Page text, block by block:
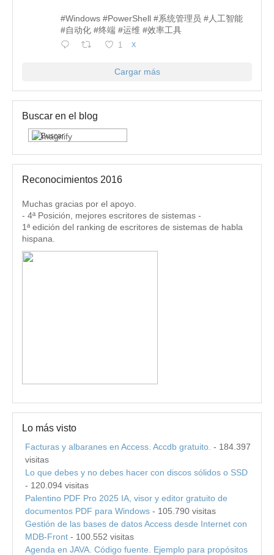
#Windows #PowerShell #系统管理员 #人工智能
#自动化 #终端 #运维 #效率工具
1 X
Cargar más
Buscar en el blog
Reconocimientos 2016
Muchas gracias por el apoyo.
- 4ª Posición, mejores escritores de sistemas -
1ª edición del ranking de escritores de sistemas de habla
hispana.
Lo más visto
Facturas y albaranes en Access. Accdb gratuito. - 184.397
visitas
Lo que debes y no debes hacer con discos sólidos o SSD
- 120.094 visitas
Palentino PDF Pro 2025 IA, visor y editor gratuito de
documentos PDF para Windows - 105.790 visitas
Gestión de las bases de datos Access desde Internet con
MDB-Front - 100.552 visitas
Agenda en JAVA. Código fuente. Ejemplo para propósitos